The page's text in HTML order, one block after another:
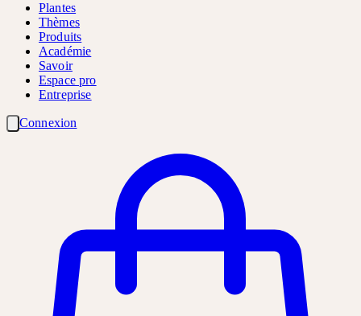
Plantes
Thèmes
Produits
Académie
Savoir
Espace pro
Entreprise
Connexion